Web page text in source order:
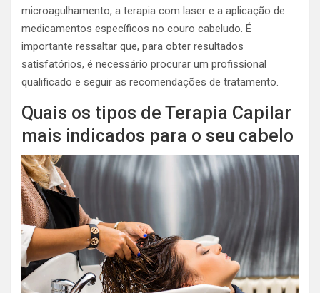
microagulhamento, a terapia com laser e a aplicação de
medicamentos específicos no couro cabeludo. É
importante ressaltar que, para obter resultados
satisfatórios, é necessário procurar um profissional
qualificado e seguir as recomendações de tratamento.
Quais os tipos de Terapia Capilar
mais indicados para o seu cabelo